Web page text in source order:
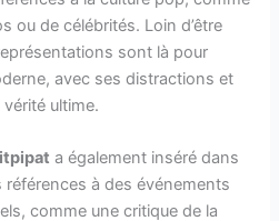
ou de célébrités. Loin d’être
sont là pour
avec ses distractions et
ultime.
a également inséré dans
à des événements
comme une critique de la